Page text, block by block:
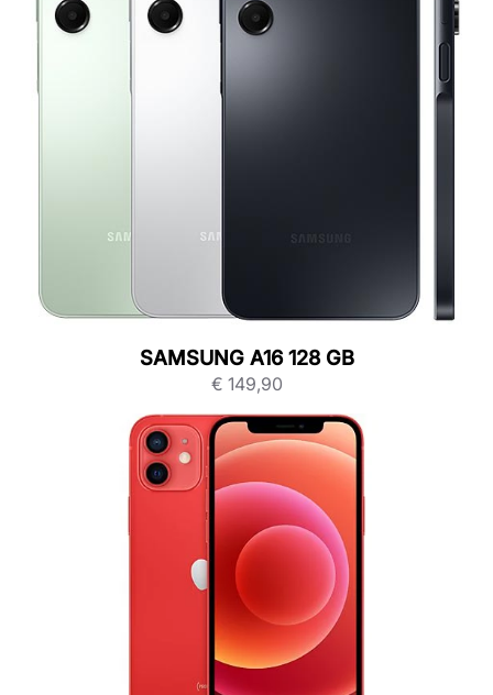
SAMSUNG A16 128 GB
€ 149,90